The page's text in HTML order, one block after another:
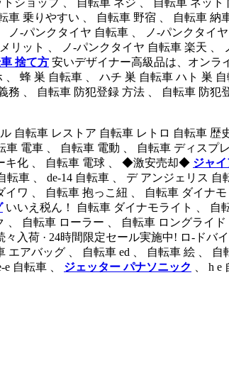
乗りやすい 、 自転車 野宿 、 自転車 納
-パンクタイヤ 自転車 、 ノ-パンクタイ
ット 、 ノ-パンクタイヤ 自転車 楽天 、
捨て方 安いデザイナー高級品は、オンラ
蜂 巣 自転車 、 ハチ 巣 自転車 ハト 巣
、 自転車 防犯登録 方法 、 自転車 防犯
自転車 レストア 自転車 レトロ 自転車 歴
電車 、 自転車 電動 、 自転車 ディスプ
キ化 、 自転車 電球 、 ◆激安売却◆ ジャ
転車 、 de-14 自転車 、 デ アンジェリス
ワ 、 自転車 抱っこ紐 、 自転車 ダイナ
いいえ税ん！ 自転車 ダイナモライト 、 自
、 自転車 ローラー 、 自転車 ロングライ
々入荷 · 24時間限定セール実施中! ロ-ドバ
アバッグ 、 自転車 ed 、 自転車 絵 、
自転車 、 ジェッター パナソニック 、 h e